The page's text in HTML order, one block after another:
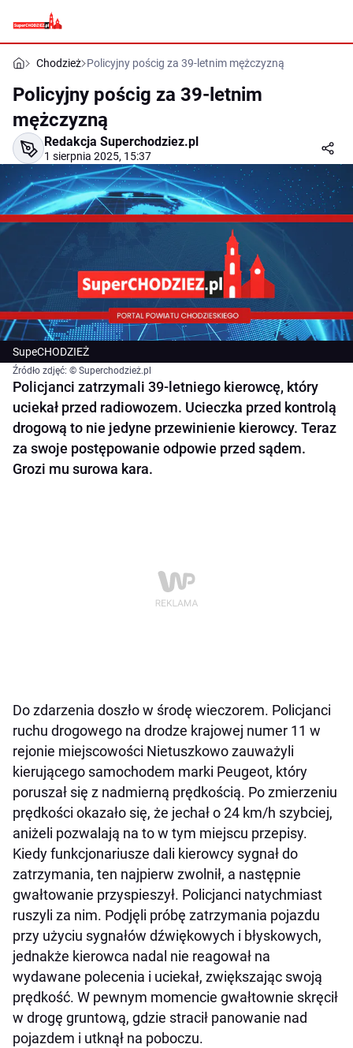
Chodzież Policyjny pościg za 39-letnim mężczyzną
Policyjny pościg za 39-letnim
mężczyzną
Redakcja Superchodziez.pl
1 sierpnia 2025, 15:37
SupeCHODZIEŻ
Źródło zdjęć: © Superchodzież.pl
Policjanci zatrzymali 39-letniego kierowcę, który
uciekał przed radiowozem. Ucieczka przed kontrolą
drogową to nie jedyne przewinienie kierowcy. Teraz
za swoje postępowanie odpowie przed sądem.
Grozi mu surowa kara.
Do zdarzenia doszło w środę wieczorem. Policjanci
ruchu drogowego na drodze krajowej numer 11 w
rejonie miejscowości Nietuszkowo zauważyli
kierującego samochodem marki Peugeot, który
poruszał się z nadmierną prędkością. Po zmierzeniu
prędkości okazało się, że jechał o 24 km/h szybciej,
aniżeli pozwalają na to w tym miejscu przepisy.
Kiedy funkcjonariusze dali kierowcy sygnał do
zatrzymania, ten najpierw zwolnił, a następnie
gwałtowanie przyspieszył. Policjanci natychmiast
ruszyli za nim. Podjęli próbę zatrzymania pojazdu
przy użyciu sygnałów dźwiękowych i błyskowych,
jednakże kierowca nadal nie reagował na
wydawane polecenia i uciekał, zwiększając swoją
prędkość. W pewnym momencie gwałtownie skręcił
w drogę gruntową, gdzie stracił panowanie nad
pojazdem i utknął na poboczu.